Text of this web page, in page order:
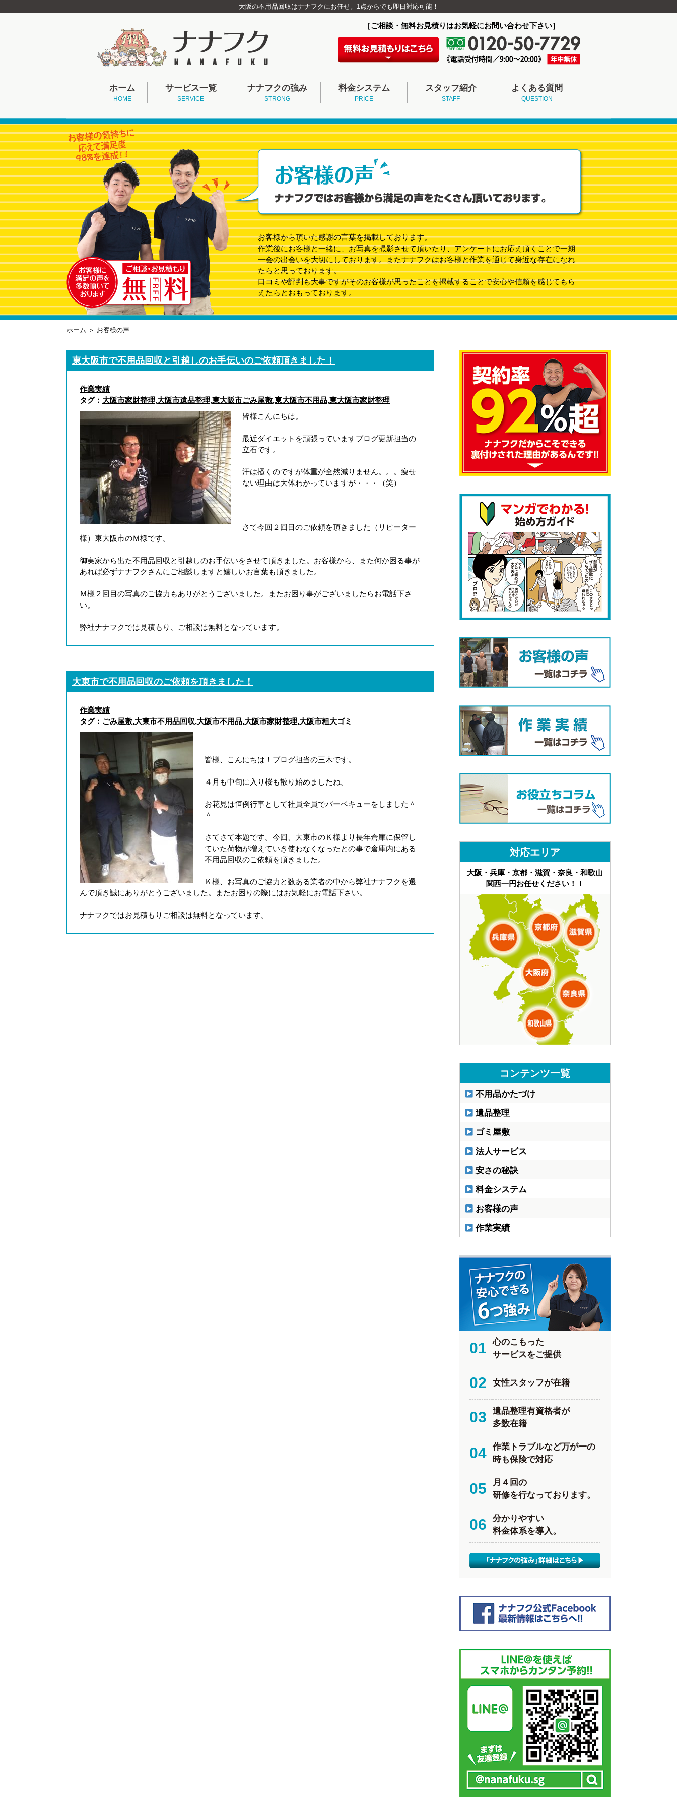
大阪の不用品回収はナナフクにお任せ。1点からでも即日対応可能！
［ご相談・無料お見積りはお気軽にお問い合わせ下さい］
ホーム
HOME
サービス一覧
SERVICE
ナナフクの強み
STRONG
料金システム
PRICE
スタッフ紹介
STAFF
よくある質問
QUESTION
お客様から頂いた感謝の言葉を掲載しております。
作業後にお客様と一緒に、お写真を撮影させて頂いたり、アンケートにお応え頂くことで一期
一会の出会いを大切にしております。またナナフクはお客様と作業を通じて身近な存在になれ
たらと思っております。
口コミや評判も大事ですがそのお客様が思ったことを掲載することで安心や信頼を感じてもら
えたらとおもっております。
ホーム ＞ お客様の声
東大阪市で不用品回収と引越しのお手伝いのご依頼頂きました！
作業実績
タグ： 大阪市家財整理,大阪市遺品整理,東大阪市ごみ屋敷,東大阪市不用品,東大阪市家財整理
皆様こんにちは。
最近ダイエットを頑張っていますブログ更新担当の
立石です。
汗は掻くのですが体重が全然減りません。。。痩せ
ない理由は大体わかっていますが・・・（笑）
さて今回２回目のご依頼を頂きました（リピーター
様）東大阪市のＭ様です。
御実家から出た不用品回収と引越しのお手伝いをさせて頂きました。お客様から、また何か困る事が
あれば必ずナナフクさんにご相談しますと嬉しいお言葉も頂きました。
Ｍ様２回目の写真のご協力もありがとうございました。またお困り事がございましたらお電話下さ
い。
弊社ナナフクでは見積もり、ご相談は無料となっています。
大東市で不用品回収のご依頼を頂きました！
作業実績
タグ： ごみ屋敷,大東市不用品回収,大阪市不用品,大阪市家財整理,大阪市粗大ゴミ
皆様、こんにちは！ブログ担当の三木です。
４月も中旬に入り桜も散り始めましたね。
お花見は恒例行事として社員全員でバーベキューをしました＾
＾
さてさて本題です。今回、大東市のＫ様より長年倉庫に保管し
ていた荷物が増えていき使わなくなったとの事で倉庫内にある
不用品回収のご依頼を頂きました。
Ｋ様、お写真のご協力と数ある業者の中から弊社ナナフクを選
んで頂き誠にありがとうございました。またお困りの際にはお気軽にお電話下さい。
ナナフクではお見積もりご相談は無料となっています。
対応エリア
大阪・兵庫・京都・滋賀・奈良・和歌山
関西一円お任せください！！
コンテンツ一覧
不用品かたづけ
遺品整理
ゴミ屋敷
法人サービス
安さの秘訣
料金システム
お客様の声
作業実績
01
心のこもった
サービスをご提供
02 女性スタッフが在籍
03
遺品整理有資格者が
多数在籍
04
作業トラブルなど万が一の
時も保険で対応
05
月４回の
研修を行なっております。
06
分かりやすい
料金体系を導入。